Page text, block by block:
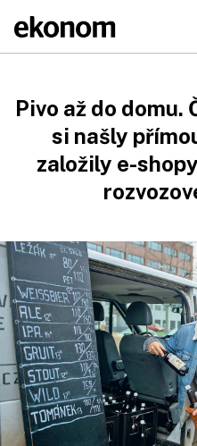
Pivo až do domu.
si našly
založily e-